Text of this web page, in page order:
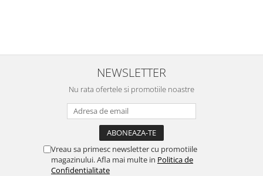
NEWSLETTER
Nu rata ofertele si promotiile noastre
Vreau sa primesc newsletter cu promotiile
magazinului. Afla mai multe in Politica de
Confidentialitate